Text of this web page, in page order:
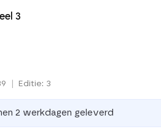
3
Editie: 3
2 werkdagen geleverd